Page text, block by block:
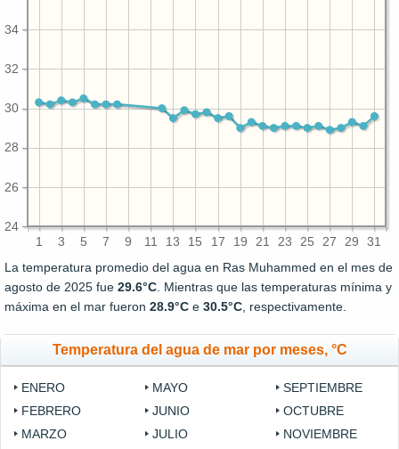
1 3 5 7 9 11 13 15 17 19 21 23 25 27 29 31
24
26
28
30
32
34
La temperatura promedio del agua en Ras Muhammed en el mes de
agosto de 2025 fue 29.6°C. Mientras que las temperaturas mínima y
máxima en el mar fueron 28.9°C e 30.5°C, respectivamente.
Temperatura del agua de mar por meses, °C
ENERO
FEBRERO
MARZO
MAYO
JUNIO
JULIO
SEPTIEMBRE
OCTUBRE
NOVIEMBRE